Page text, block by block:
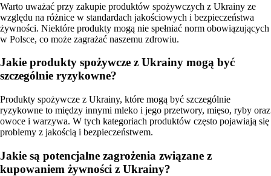
Warto uważać przy zakupie produktów spożywczych z Ukrainy ze
względu na różnice w standardach jakościowych i bezpieczeństwa
żywności. Niektóre produkty mogą nie spełniać norm obowiązujących
w Polsce, co może zagrażać naszemu zdrowiu.
Jakie produkty spożywcze z Ukrainy mogą być
szczególnie ryzykowne?
Produkty spożywcze z Ukrainy, które mogą być szczególnie
ryzykowne to między innymi mleko i jego przetwory, mięso, ryby oraz
owoce i warzywa. W tych kategoriach produktów często pojawiają się
problemy z jakością i bezpieczeństwem.
Jakie są potencjalne zagrożenia związane z
kupowaniem żywności z Ukrainy?